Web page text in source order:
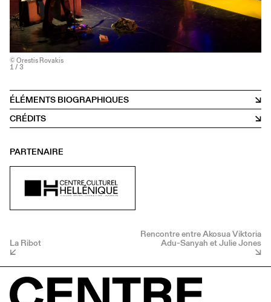
© Orestis Rovakis
1 / 3
ÉLÉMENTS BIOGRAPHIQUES
CRÉDITS
PARTENAIRE
La Ribot
Rencontre entre Akosua Viktoria
Adu-Sanyah et Julie Jones